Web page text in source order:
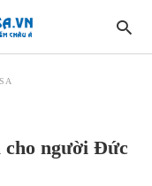
cho người Đức